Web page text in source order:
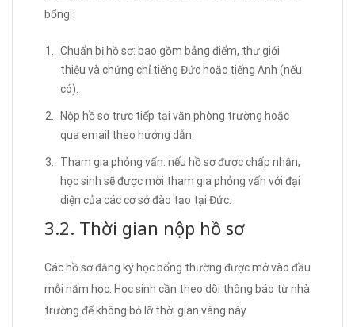
bổng:
Chuẩn bị hồ sơ: bao gồm bảng điểm, thư giới
thiệu và chứng chỉ tiếng Đức hoặc tiếng Anh (nếu
có).
Nộp hồ sơ trực tiếp tại văn phòng trường hoặc
qua email theo hướng dẫn.
Tham gia phỏng vấn: nếu hồ sơ được chấp nhận,
học sinh sẽ được mời tham gia phỏng vấn với đại
diện của các cơ sở đào tạo tại Đức.
3.2. Thời gian nộp hồ sơ
Các hồ sơ đăng ký học bổng thường được mở vào đầu
mỗi năm học. Học sinh cần theo dõi thông báo từ nhà
trường để không bỏ lỡ thời gian vàng này.